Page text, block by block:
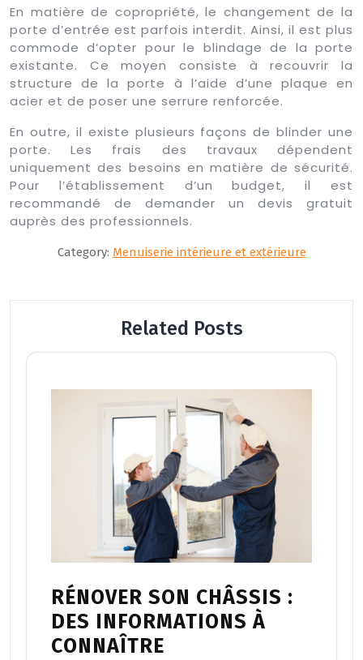
En matière de copropriété, le changement de la
porte d’entrée est parfois interdit. Ainsi, il est plus
commode d’opter pour le blindage de la porte
existante. Ce moyen consiste à recouvrir la
structure de la porte à l’aide d’une plaque en
acier et de poser une serrure renforcée.
En outre, il existe plusieurs façons de blinder une
porte. Les frais des travaux dépendent
uniquement des besoins en matière de sécurité.
Pour l’établissement d’un budget, il est
recommandé de demander un devis gratuit
auprès des professionnels.
Category: Menuiserie intérieure et extérieure
Related Posts
RÉNOVER SON CHÂSSIS :
DES INFORMATIONS À
CONNAÎTRE